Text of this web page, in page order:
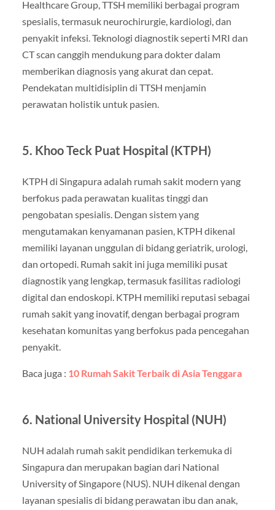
Healthcare Group, TTSH memiliki berbagai program
spesialis, termasuk neurochirurgie, kardiologi, dan
penyakit infeksi. Teknologi diagnostik seperti MRI dan
CT scan canggih mendukung para dokter dalam
memberikan diagnosis yang akurat dan cepat.
Pendekatan multidisiplin di TTSH menjamin
perawatan holistik untuk pasien.
5. Khoo Teck Puat Hospital (KTPH)
KTPH di Singapura adalah rumah sakit modern yang
berfokus pada perawatan kualitas tinggi dan
pengobatan spesialis. Dengan sistem yang
mengutamakan kenyamanan pasien, KTPH dikenal
memiliki layanan unggulan di bidang geriatrik, urologi,
dan ortopedi. Rumah sakit ini juga memiliki pusat
diagnostik yang lengkap, termasuk fasilitas radiologi
digital dan endoskopi. KTPH memiliki reputasi sebagai
rumah sakit yang inovatif, dengan berbagai program
kesehatan komunitas yang berfokus pada pencegahan
penyakit.
Baca juga : 10 Rumah Sakit Terbaik di Asia Tenggara
6. National University Hospital (NUH)
NUH adalah rumah sakit pendidikan terkemuka di
Singapura dan merupakan bagian dari National
University of Singapore (NUS). NUH dikenal dengan
layanan spesialis di bidang perawatan ibu dan anak,